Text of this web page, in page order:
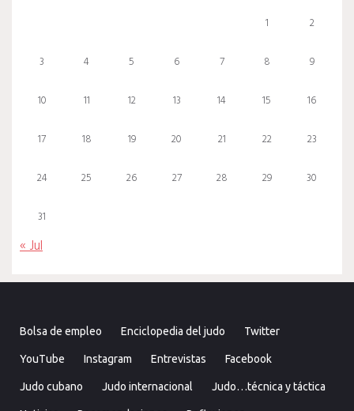
1 2
3 4 5 6 7 8 9
10 11 12 13 14 15 16
17 18 19 20 21 22 23
24 25 26 27 28 29 30
31
« Jul
Bolsa de empleo Enciclopedia del judo Twitter
YouTube Instagram Entrevistas Facebook
Judo cubano Judo internacional Judo…técnica y táctica